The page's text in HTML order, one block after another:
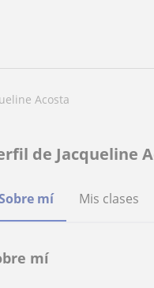
Acosta
de Jacqueline
mí Mis clases
mí